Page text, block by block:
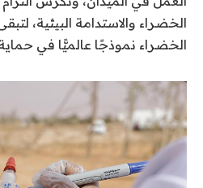
الخضراء والاستدامة البيئية،
الخضراء نموذجًا عالميًّا في